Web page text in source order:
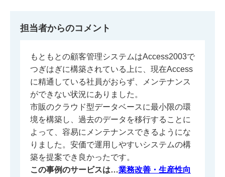
担当者からのコメント
もともとの顧客管理システムはAccess2003で
つぎはぎに構築されている上に、現在Access
に精通している社員がおらず、メンテナンス
ができない状況にありました。
市販のクラウド型データベースに最小限の環
境を構築し、過去のデータを移行することに
よって、容易にメンテナンスできるようにな
りました。安価で運用しやすいシステムの構
築を提案でき良かったです。
この事例のサービスは…業務改善・生産性向